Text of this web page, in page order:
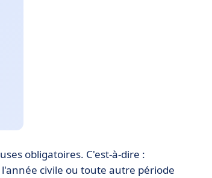
obligatoires. C'est-à-dire :
civile ou toute autre période